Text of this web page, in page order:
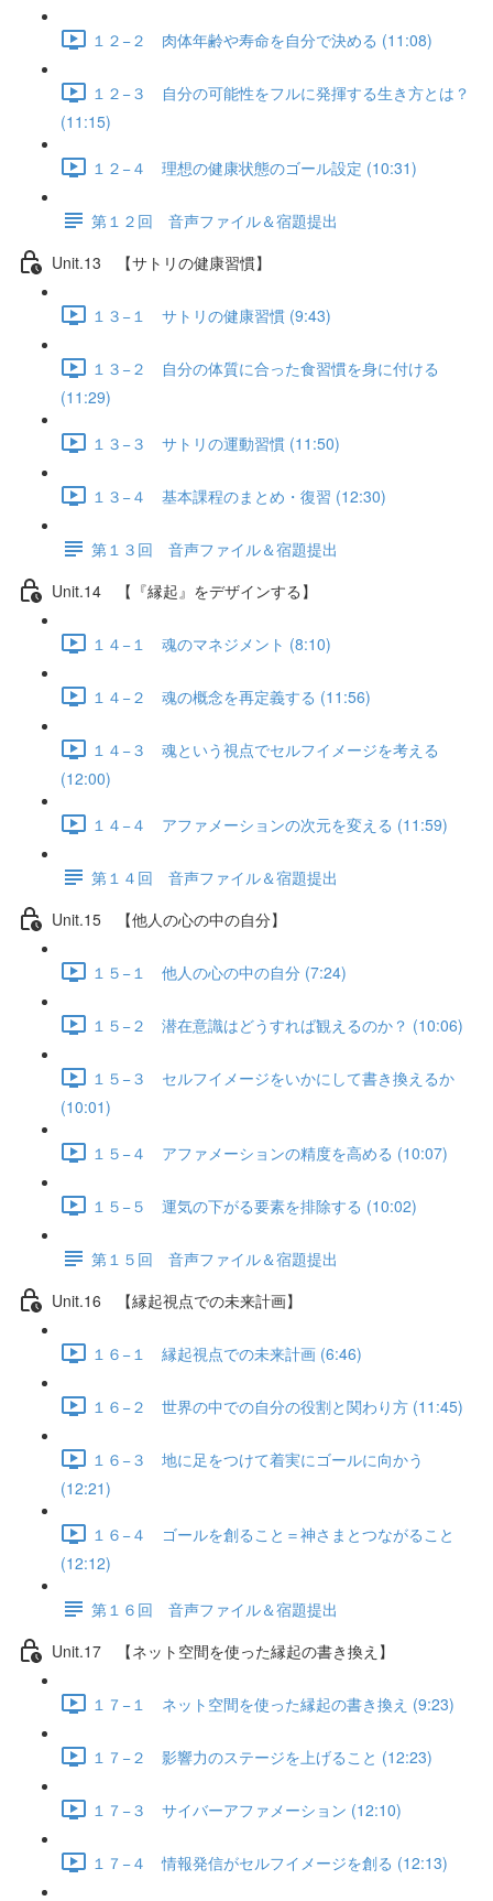
１２−２ 肉体年齢や寿命を自分で決める (11:08)
１２−３ 自分の可能性をフルに発揮する生き方とは？
(11:15)
１２−４ 理想の健康状態のゴール設定 (10:31)
第１２回 音声ファイル＆宿題提出
Unit.13 【サトリの健康習慣】
１３−１ サトリの健康習慣 (9:43)
１３−２ 自分の体質に合った食習慣を身に付ける
(11:29)
１３−３ サトリの運動習慣 (11:50)
１３−４ 基本課程のまとめ・復習 (12:30)
第１３回 音声ファイル＆宿題提出
Unit.14 【『縁起』をデザインする】
１４−１ 魂のマネジメント (8:10)
１４−２ 魂の概念を再定義する (11:56)
１４−３ 魂という視点でセルフイメージを考える
(12:00)
１４−４ アファメーションの次元を変える (11:59)
第１４回 音声ファイル＆宿題提出
Unit.15 【他人の心の中の自分】
１５−１ 他人の心の中の自分 (7:24)
１５−２ 潜在意識はどうすれば観えるのか？ (10:06)
１５−３ セルフイメージをいかにして書き換えるか
(10:01)
１５−４ アファメーションの精度を高める (10:07)
１５−５ 運気の下がる要素を排除する (10:02)
第１５回 音声ファイル＆宿題提出
Unit.16 【縁起視点での未来計画】
１６−１ 縁起視点での未来計画 (6:46)
１６−２ 世界の中での自分の役割と関わり方 (11:45)
１６−３ 地に足をつけて着実にゴールに向かう
(12:21)
１６−４ ゴールを創ること＝神さまとつながること
(12:12)
第１６回 音声ファイル＆宿題提出
Unit.17 【ネット空間を使った縁起の書き換え】
１７−１ ネット空間を使った縁起の書き換え (9:23)
１７−２ 影響力のステージを上げること (12:23)
１７−３ サイバーアファメーション (12:10)
１７−４ 情報発信がセルフイメージを創る (12:13)